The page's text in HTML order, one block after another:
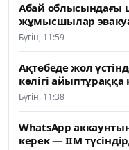
Абай облысындағы
жұмысшылар
Бүгін, 11:59
Ақтөбеде жол
көлігі
Бүгін, 11:38
WhatsApp
керек — ІІМ